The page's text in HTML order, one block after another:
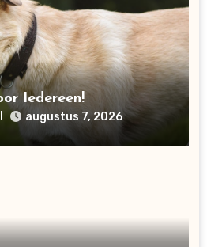
Iedereen!
augustus 7, 2026